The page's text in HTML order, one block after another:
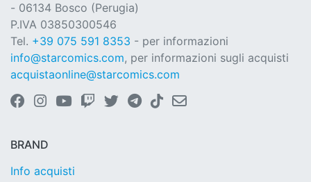
- 06134 Bosco (Perugia)
P.IVA 03850300546
Tel. +39 075 591 8353 - per informazioni
info@starcomics.com, per informazioni sugli acquisti
acquistaonline@starcomics.com
BRAND
Info acquisti